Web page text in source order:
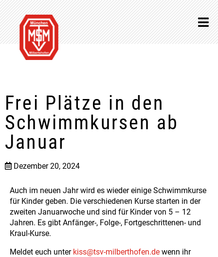
Frei Plätze in den
Schwimmkursen ab
Januar
Dezember 20, 2024
Auch im neuen Jahr wird es wieder einige Schwimmkurse
für Kinder geben. Die verschiedenen Kurse starten in der
zweiten Januarwoche und sind für Kinder von 5 – 12
Jahren. Es gibt Anfänger-, Folge-, Fortgeschrittenen- und
Kraul-Kurse.
Meldet euch unter kiss@tsv-milberthofen.de wenn ihr